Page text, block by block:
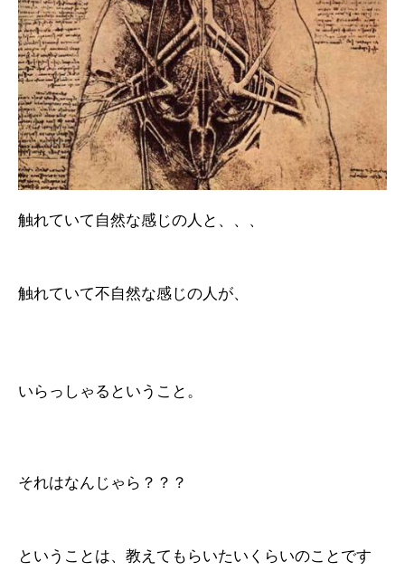
触れていて自然な感じの人と、、、
触れていて不自然な感じの人が、
いらっしゃるということ。
それはなんじゃら？？？
ということは、教えてもらいたいくらいのことです